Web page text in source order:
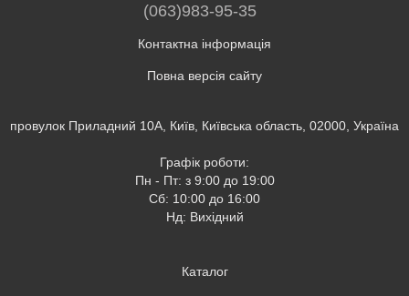
(063)983-95-35
Контактна інформація
Повна версія сайту
провулок Приладний 10А, Київ, Київська область, 02000, Україна
Графік роботи:
Пн - Пт: з 9:00 до 19:00
Сб: 10:00 до 16:00
Нд: Вихідний
Каталог